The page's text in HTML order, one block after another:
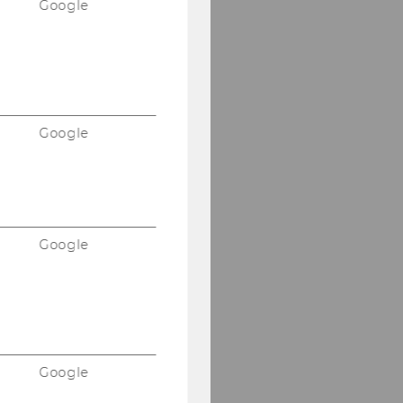
- Dr.Flick 28.05.2008
PwC-Seminar
Google
Google
Google
Google